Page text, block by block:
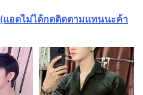
(แอดไม่ได้กดติดตามแทนนะค้า